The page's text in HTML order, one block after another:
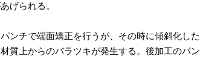
げられる。
ンチで端面矯正を行うが、その時に傾斜化した
質上からのバラツキが発生する。後加工のパン